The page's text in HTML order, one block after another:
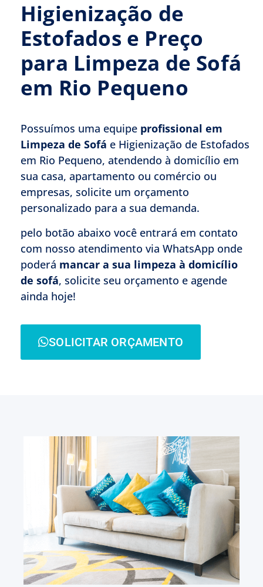
Higienização de
Estofados e Preço
para Limpeza de Sofá
em Rio Pequeno
Possuímos uma equipe profissional em
Limpeza de Sofá e Higienização de Estofados
em Rio Pequeno, atendendo à domicílio em
sua casa, apartamento ou comércio ou
empresas, solicite um orçamento
personalizado para a sua demanda.
pelo botão abaixo você entrará em contato
com nosso atendimento via WhatsApp onde
poderá mancar a sua limpeza à domicílio
de sofá, solicite seu orçamento e agende
ainda hoje!
SOLICITAR ORÇAMENTO